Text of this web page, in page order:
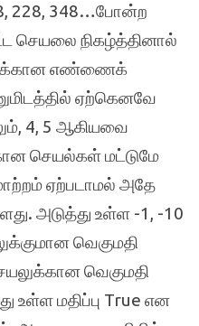
228, 348…போன்ற
செயலை நிகழ்த்தினால்
எண்ணைக்
ஏற்கெனவே
4, 5 ஆகியவை
செயல்கள் மட்டுமே
ஏற்படாமல் அதே
அடுத்து உள்ள -1, -10
வெகுமதி
வெகுமதி
உள்ள மதிப்பு True என